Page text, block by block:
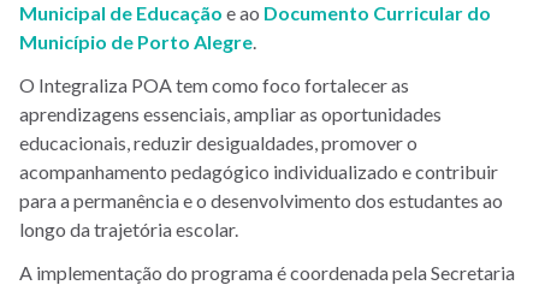
Municipal de Educação e ao Documento Curricular do
Município de Porto Alegre.
O Integraliza POA tem como foco fortalecer as
aprendizagens essenciais, ampliar as oportunidades
educacionais, reduzir desigualdades, promover o
acompanhamento pedagógico individualizado e contribuir
para a permanência e o desenvolvimento dos estudantes ao
longo da trajetória escolar.
A implementação do programa é coordenada pela Secretaria